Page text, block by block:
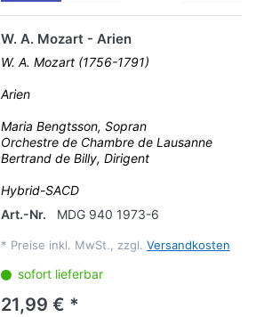
W. A. Mozart - Arien
W. A. Mozart (1756-1791)
Arien
Maria Bengtsson, Sopran
Orchestre de Chambre de Lausanne
Bertrand de Billy, Dirigent
Hybrid-SACD
Art.-Nr.
MDG 940 1973-6
* Preise inkl. MwSt., zzgl. Versandkosten
sofort lieferbar
21,99 € *